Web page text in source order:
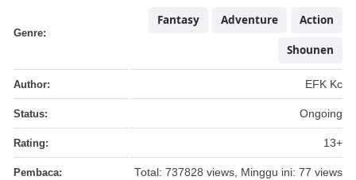
Genre:
Action
Adventure
Fantasy
Shounen
Author: EFK Kc
Status: Ongoing
Rating: 13+
Pembaca: Total: 737828 views, Minggu ini: 77 views